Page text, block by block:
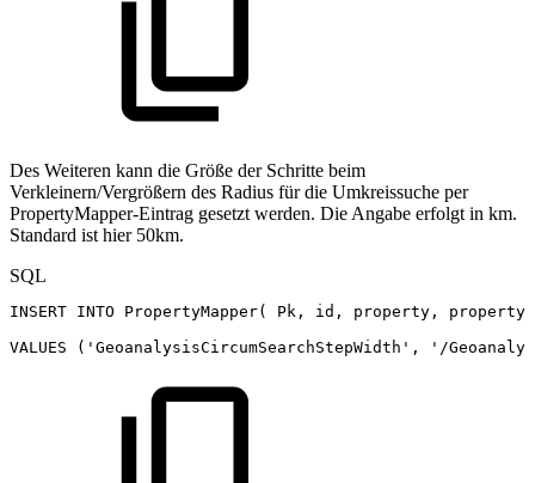
Des Weiteren kann die Größe der Schritte beim
Verkleinern/Vergrößern des Radius für die Umkreissuche per
PropertyMapper-Eintrag gesetzt werden. Die Angabe erfolgt in km.
Standard ist hier 50km.
SQL
INSERT INTO PropertyMapper( Pk , id , property ,
VALUES
( 'GeoanalysisCircumSearchStepWidth' , '/